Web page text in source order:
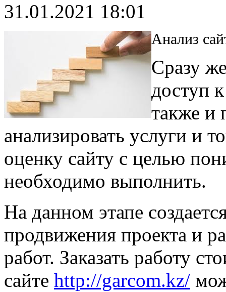
31.01.2021 18:01
Анализ
Сразу
доступ
также и
анализировать услуги и
оценку сайту с целью
необходимо выполнить.
На данном этапе
продвижения проекта и
работ. Заказать работу
сайте http://garcom.kz/